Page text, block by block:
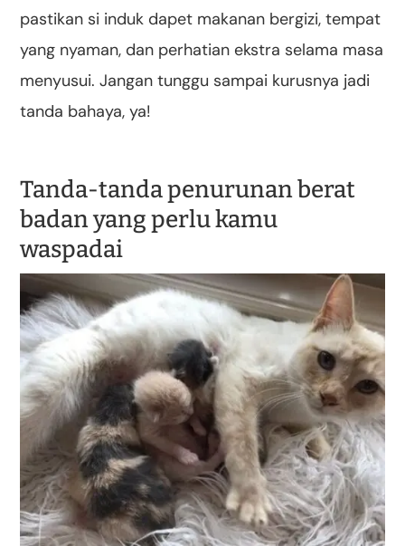
pastikan si induk dapet makanan bergizi, tempat
yang nyaman, dan perhatian ekstra selama masa
menyusui. Jangan tunggu sampai kurusnya jadi
tanda bahaya, ya!
Tanda-tanda penurunan berat
badan yang perlu kamu
waspadai